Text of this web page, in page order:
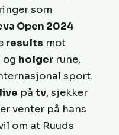
som
Open 2024
results mot
og holger rune,
sport.
live på tv, sjekker
venter på hans
om at Ruuds